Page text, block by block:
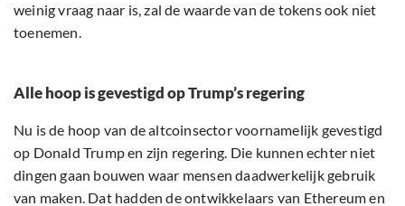
weinig vraag naar is, zal de waarde van de tokens ook niet
toenemen.
Alle hoop is gevestigd op Trump’s regering
Nu is de hoop van de altcoinsector voornamelijk gevestigd
op Donald Trump en zijn regering. Die kunnen echter niet
dingen gaan bouwen waar mensen daadwerkelijk gebruik
van maken. Dat hadden de ontwikkelaars van Ethereum en